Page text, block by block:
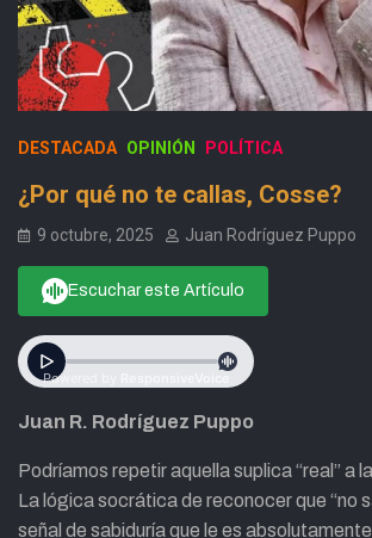
DESTACADA OPINIÓN POLÍTICA
¿Por qué no te callas, Cosse?
9 octubre, 2025 Juan Rodríguez Puppo
Escuchar este Artículo
Juan R. Rodríguez Puppo
Podríamos repetir aquella suplica “real” a
La lógica socrática de reconocer que “no
señal de sabiduría que le es